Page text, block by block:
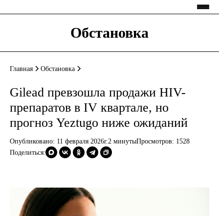
Обстановка
Главная Обстановка
Gilead превзошла продажи HIV-
препаратов в IV квартале, но
прогноз Yeztugo ниже ожиданий
Опубликовано: 11 февраля 2026г.2 минутыПросмотров: 1528
Поделиться: